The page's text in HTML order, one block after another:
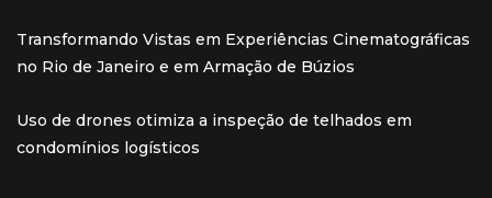
Transformando Vistas em Experiências Cinematográficas
no Rio de Janeiro e em Armação de Búzios
Uso de drones otimiza a inspeção de telhados em
condomínios logísticos